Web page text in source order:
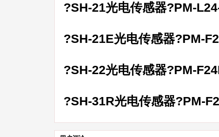
?SH-21光电传感器?PM-
?SH-21E光电传感器?PM-
?SH-22光电传感器?PM-
?SH-31R光电传感器?PM-